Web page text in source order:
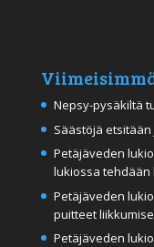
Nepsy-pysäkiltä
Säästöjä
Petäjäveden
lukiossa
Petäjäveden
puitteet
Petäjäveden